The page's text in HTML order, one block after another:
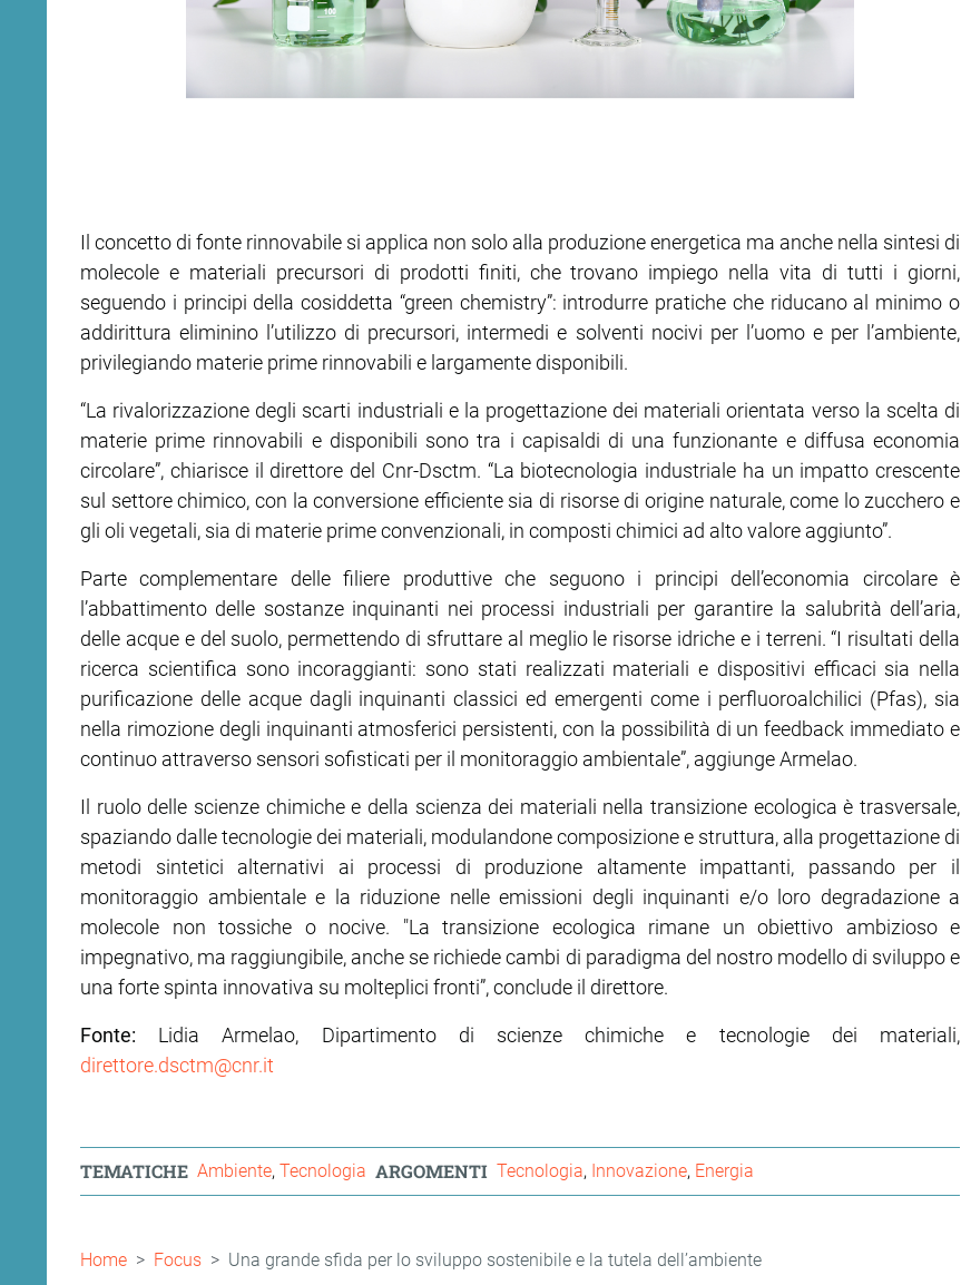
Il concetto di fonte rinnovabile si applica non solo alla produzione energetica ma anche nella sintesi di
molecole e materiali precursori di prodotti finiti, che trovano impiego nella vita di tutti i giorni,
seguendo i principi della cosiddetta “green chemistry”: introdurre pratiche che riducano al minimo o
addirittura eliminino l’utilizzo di precursori, intermedi e solventi nocivi per l’uomo e per l’ambiente,
privilegiando materie prime rinnovabili e largamente disponibili.
“La rivalorizzazione degli scarti industriali e la progettazione dei materiali orientata verso la scelta di
materie prime rinnovabili e disponibili sono tra i capisaldi di una funzionante e diffusa economia
circolare”, chiarisce il direttore del Cnr-Dsctm. “La biotecnologia industriale ha un impatto crescente
sul settore chimico, con la conversione efficiente sia di risorse di origine naturale, come lo zucchero e
gli oli vegetali, sia di materie prime convenzionali, in composti chimici ad alto valore aggiunto”.
Parte complementare delle filiere produttive che seguono i principi dell’economia circolare è
l’abbattimento delle sostanze inquinanti nei processi industriali per garantire la salubrità dell’aria,
delle acque e del suolo, permettendo di sfruttare al meglio le risorse idriche e i terreni. “I risultati della
ricerca scientifica sono incoraggianti: sono stati realizzati materiali e dispositivi efficaci sia nella
purificazione delle acque dagli inquinanti classici ed emergenti come i perfluoroalchilici (Pfas), sia
nella rimozione degli inquinanti atmosferici persistenti, con la possibilità di un feedback immediato e
continuo attraverso sensori sofisticati per il monitoraggio ambientale”, aggiunge Armelao.
Il ruolo delle scienze chimiche e della scienza dei materiali nella transizione ecologica è trasversale,
spaziando dalle tecnologie dei materiali, modulandone composizione e struttura, alla progettazione di
metodi sintetici alternativi ai processi di produzione altamente impattanti, passando per il
monitoraggio ambientale e la riduzione nelle emissioni degli inquinanti e/o loro degradazione a
molecole non tossiche o nocive. "La transizione ecologica rimane un obiettivo ambizioso e
impegnativo, ma raggiungibile, anche se richiede cambi di paradigma del nostro modello di sviluppo e
una forte spinta innovativa su molteplici fronti”, conclude il direttore.
Fonte: Lidia Armelao, Dipartimento di scienze chimiche e tecnologie dei materiali,
direttore.dsctm@cnr.it
TEMATICHE Ambiente Tecnologia ARGOMENTI Tecnologia Innovazione Energia
Briciole
Home Focus Una grande sfida per lo sviluppo sostenibile e la tutela dell’ambiente